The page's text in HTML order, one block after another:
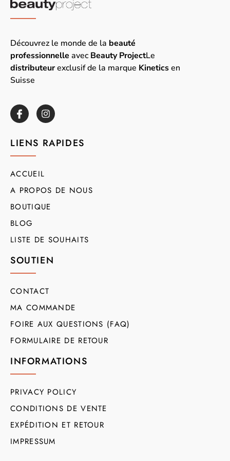
Découvrez le monde de la beauté
professionnelle avec Beauty ProjectLe
distributeurexclusif de la marque Kineticsen
Suisse
LIENS RAPIDES
ACCUEIL
A PROPOS DE NOUS
BOUTIQUE
BLOG
LISTE DE SOUHAITS
SOUTIEN
CONTACT
MA COMMANDE
FOIRE AUX QUESTIONS (FAQ)
FORMULAIRE DE RETOUR
INFORMATIONS
PRIVACY POLICY
CONDITIONS DE VENTE
EXPÉDITION ET RETOUR
IMPRESSUM